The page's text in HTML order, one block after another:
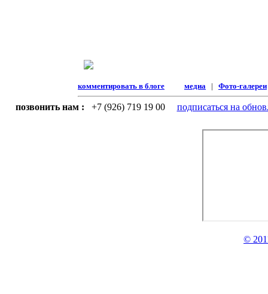
комментировать в блоге медиа | Фото-галереи
позвонить нам : +7 (926) 719 19 00 подписаться на
©